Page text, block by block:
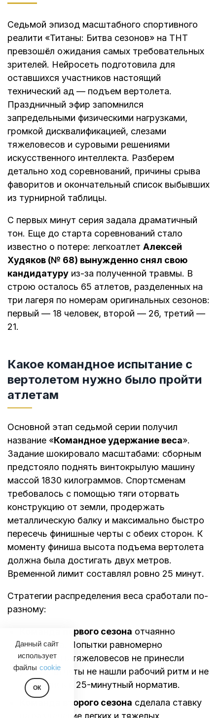
Данный сайт
использует
файлы cookie
ОК
Седьмой эпизод масштабного спортивного
реалити «Титаны: Битва сезонов» на ТНТ
превзошёл ожидания самых требовательных
зрителей. Нейросеть подготовила для
оставшихся участников настоящий
технический ад — подъем вертолета.
Праздничный эфир запомнился
запредельными физическими нагрузками,
громкой дисквалификацией, слезами
тяжеловесов и суровыми решениями
искусственного интеллекта. Разберем
детально ход соревнований, причины срыва
фаворитов и окончательный список выбывших
из турнирной таблицы.
С первых минут серия задала драматичный
тон. Еще до старта соревнований стало
известно о потере: легкоатлет Алексей
Худяков (№ 68) вынужденно снял свою
кандидатуру из-за полученной травмы. В
строю осталось 65 атлетов, разделенных на
три лагеря по номерам оригинальных сезонов:
первый — 18 человек, второй — 26, третий —
21.
Какое командное испытание с
вертолетом нужно было пройти
атлетам
Основной этап седьмой серии получил
название «Командное удержание веса».
Задание шокировало масштабами: сборным
предстояло поднять винтокрылую машину
массой 1830 килограммов. Спортсменам
требовалось с помощью тяги оторвать
конструкцию от земли, продержать
металлическую балку и максимально быстро
пересечь финишные черты с обеих сторон. К
моменту финиша высота подъема вертолета
должна была достигать двух метров.
Временной лимит составлял ровно 25 минут.
Стратегии распределения веса сработали по-
разному:
Команда первого сезона отчаянно
буксовала. Попытки равномерно
расставить тяжеловесов не принесли
успеха, атлеты не нашли рабочий ритм и не
уложились в 25-минутный норматив.
Команда второго сезона сделала ставку
на разделение легких и тяжелых